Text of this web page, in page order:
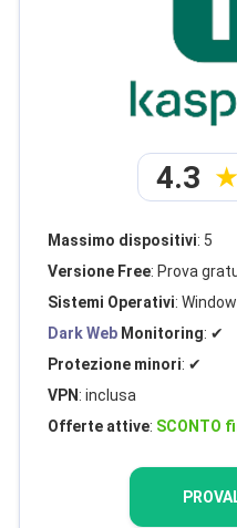
4.3
Massimo dispositivi: 5
Versione Free: Prova
Sistemi Operativi:
Dark Web Monitoring: ✔
Protezione minori: ✔
VPN : inclusa
Offerte attive: SCONTO